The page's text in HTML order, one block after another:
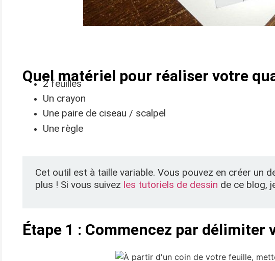
Quel matériel pour réaliser votre
2 feuilles
Un crayon
Une paire de ciseau / scalpel
Une règle
Cet outil est à taille variable. Vous pouvez en créer un
plus ! Si vous suivez les tutoriels de dessin de ce blog,
Étape 1 : Commencez par délimiter